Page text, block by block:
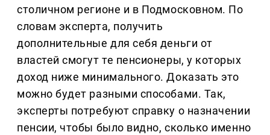
столичном регионе и в Подмосковном. По
словам эксперта, получить
дополнительные для себя деньги от
властей смогут те пенсионеры, у которых
доход ниже минимального. Доказать это
можно будет разными способами. Так,
эксперты потребуют справку о назначении
пенсии, чтобы было видно, сколько именно